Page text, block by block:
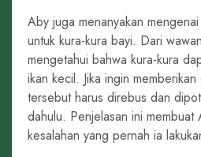
Aby juga menanyakan
untuk kura-kura bayi. Dari
mengetahui bahwa kura-kura
ikan kecil. Jika ingin
tersebut harus direbus dan
dahulu. Penjelasan ini membuat
kesalahan yang pernah ia